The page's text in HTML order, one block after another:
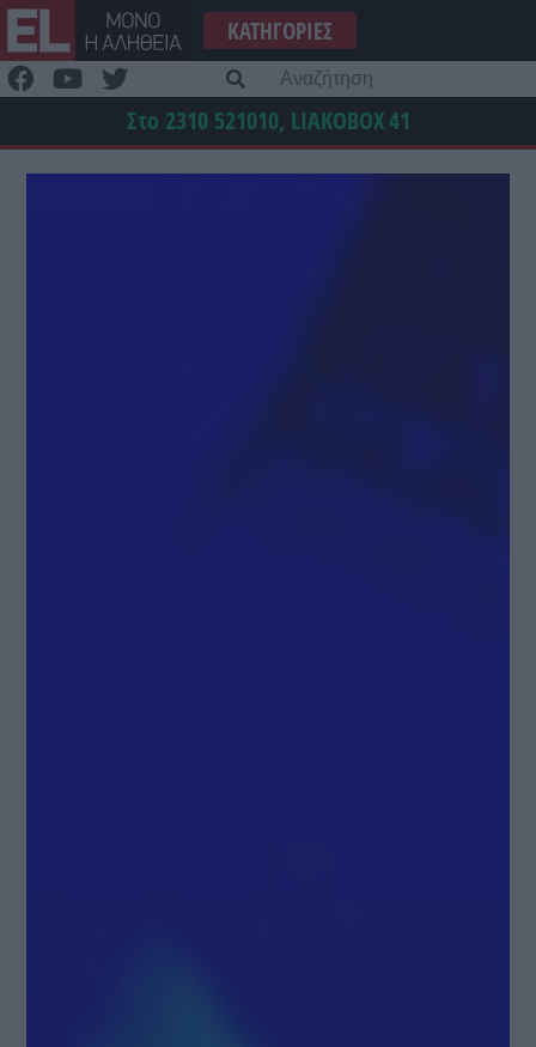
Μετάβαση
στο
περιεχόμενο
ΚΑΤΗΓΟΡΊΕΣ
Στο 2310 521010, LIAKOBOX41